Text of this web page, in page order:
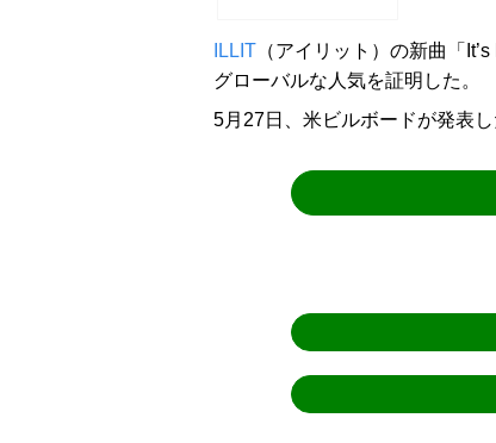
ILLIT （アイリット）の新曲「
グローバルな人気を証明した。
5月27日、米ビルボードが発表